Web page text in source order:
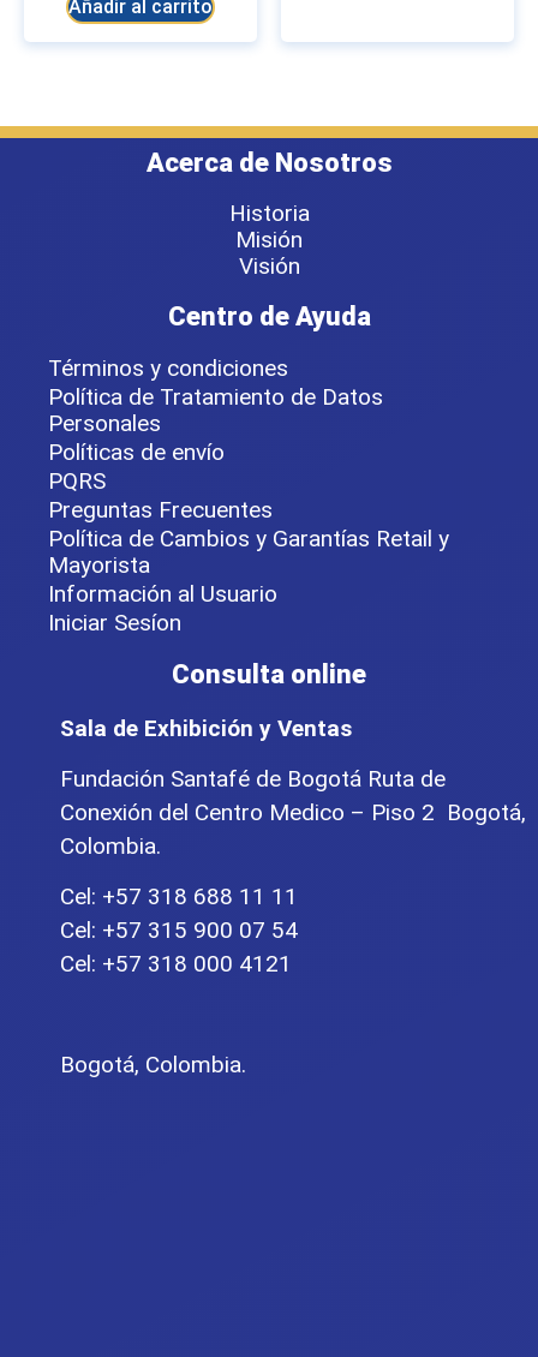
Añadir al carrito
Acerca de Nosotros
Historia
Misión
Visión
Centro de Ayuda
Términos y condiciones
Política de Tratamiento de Datos
Personales
Políticas de envío
PQRS
Preguntas Frecuentes
Política de Cambios y Garantías Retail y
Mayorista
Información al Usuario
Iniciar Sesíon
Consulta online
Sala de Exhibición y Ventas
Fundación Santafé de Bogotá Ruta de
Conexión del Centro Medico – Piso 2 Bogotá,
Colombia.
Cel: +57 318 688 11 11
Cel: +57 315 900 07 54
Cel: +57 318 000 4121
Bogotá, Colombia.